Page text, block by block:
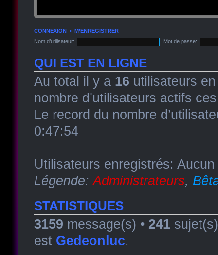
CONNEXION • M’ENREGISTRER
Nom d’utilisateur:
Mot de passe:
QUI EST EN LIGNE
Au total il y a 16 utilisateurs
nombre d’utilisateurs actifs
Le record du nombre
0:47:54
Utilisateurs enregistrés:
Légende:Administrateurs,
STATISTIQUES
3159 message(s) • 241
est Gedeonluc.